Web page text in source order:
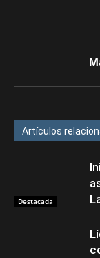
Artículos
Destacada